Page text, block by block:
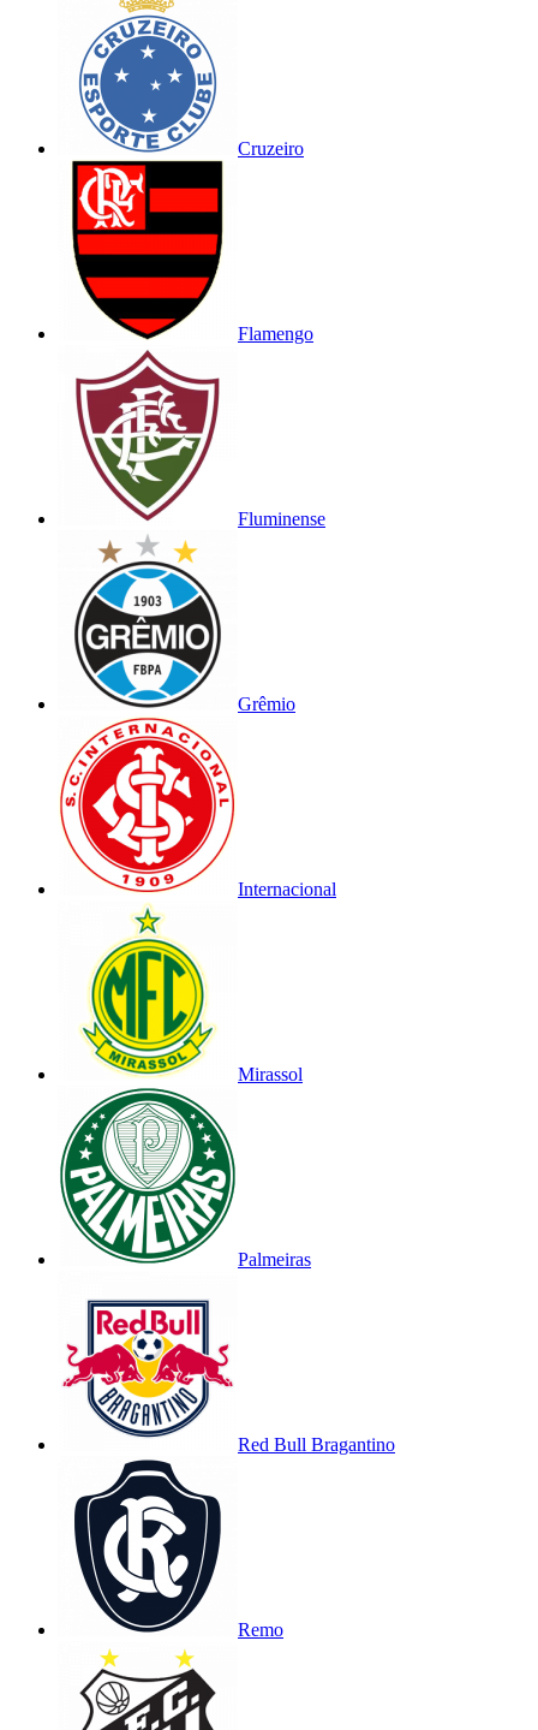
Cruzeiro
Flamengo
Fluminense
Grêmio
Internacional
Mirassol
Palmeiras
Red Bull Bragantino
Remo